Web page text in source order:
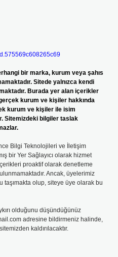
bir marka, kurum veya şahıs
Sitede yalnızca kendi
Burada yer alan içerikler
kurum ve kişiler hakkında
kurum ve kişiler ile isim
Sitemizdeki bilgiler taslak
Bilgi Teknolojileri ve İletişim
bir Yer Sağlayıcı olarak hizmet
proaktif olarak denetleme
Ancak, üyelerimiz
taşımakta olup, siteye üye olarak bu
olduğunu düşündüğünüz
adresine bildirmeniz halinde,
kaldırılacaktır.